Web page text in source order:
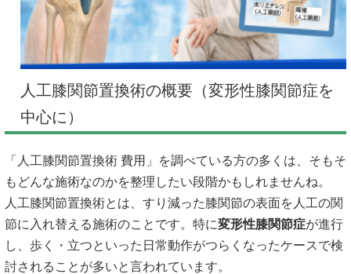
人工膝関節置換術の概要（変形性膝関節症を
中心に）
「人工膝関節置換術 費用」を調べている方の多くは、そもそ
もどんな施術なのかを整理したい段階かもしれませんね。
人工膝関節置換術とは、すり減った膝関節の表面を人工の関
節に入れ替える施術のことです。特に変形性膝関節症が進行
し、歩く・立つといった日常動作がつらくなったケースで検
討されることが多いと言われています。